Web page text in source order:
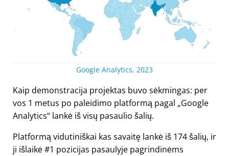
Google Analytics, 2023
Kaip demonstracija projektas buvo sėkmingas: per
vos 1 metus po paleidimo platformą pagal „Google
Analytics“ lankė iš visų pasaulio šalių.
Platformą vidutiniškai kas savaitę lankė iš 174 šalių, ir
ji išlaikė #1 pozicijas pasaulyje pagrindinėms